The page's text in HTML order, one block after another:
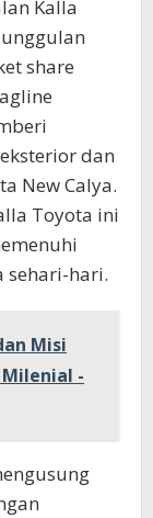
Kalla
share
dan
New Calya.
Toyota ini
sehari-hari.
Misi
-